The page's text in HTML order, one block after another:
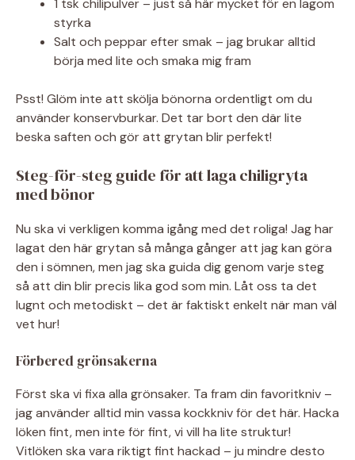
1 tsk chilipulver – just så här mycket för en lagom
styrka
Salt och peppar efter smak – jag brukar alltid
börja med lite och smaka mig fram
Psst! Glöm inte att skölja bönorna ordentligt om du
använder konservburkar. Det tar bort den där lite
beska saften och gör att grytan blir perfekt!
Steg-för-steg guide för att laga chiligryta
med bönor
Nu ska vi verkligen komma igång med det roliga! Jag har
lagat den här grytan så många gånger att jag kan göra
den i sömnen, men jag ska guida dig genom varje steg
så att din blir precis lika god som min. Låt oss ta det
lugnt och metodiskt – det är faktiskt enkelt när man väl
vet hur!
Förbered grönsakerna
Först ska vi fixa alla grönsaker. Ta fram din favoritkniv –
jag använder alltid min vassa kockkniv för det här. Hacka
löken fint, men inte för fint, vi vill ha lite struktur!
Vitlöken ska vara riktigt fint hackad – ju mindre desto